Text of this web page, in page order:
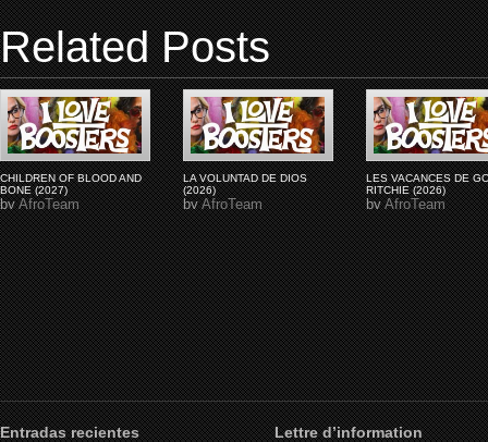
Related Posts
CHILDREN OF BLOOD AND
BONE (2027)
byAfroTeam
LA VOLUNTAD DE DIOS
(2026)
byAfroTeam
LES VACANCES DE
RITCHIE (2026)
byAfroTeam
Entradas recientes Lettre d’information